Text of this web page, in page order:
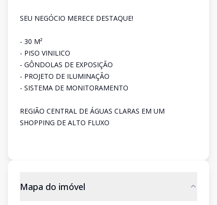
SEU NEGÓCIO MERECE DESTAQUE!
- 30 M²
- PISO VINILICO
- GÔNDOLAS DE EXPOSIÇÃO
- PROJETO DE ILUMINAÇÃO
- SISTEMA DE MONITORAMENTO
REGIÃO CENTRAL DE ÁGUAS CLARAS EM UM
SHOPPING DE ALTO FLUXO
Mapa do imóvel